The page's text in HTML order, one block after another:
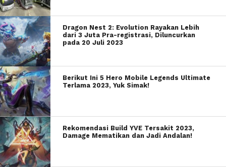
Dragon Nest 2: Evolution Rayakan Lebih
dari 3 Juta Pra-registrasi, Diluncurkan
pada 20 Juli 2023
Berikut Ini 5 Hero Mobile Legends Ultimate
Terlama 2023, Yuk Simak!
Rekomendasi Build YVE Tersakit 2023,
Damage Mematikan dan Jadi Andalan!